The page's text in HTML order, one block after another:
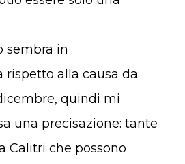
sembra in
rispetto alla causa da
quindi mi
una precisazione: tante
Calitri che possono